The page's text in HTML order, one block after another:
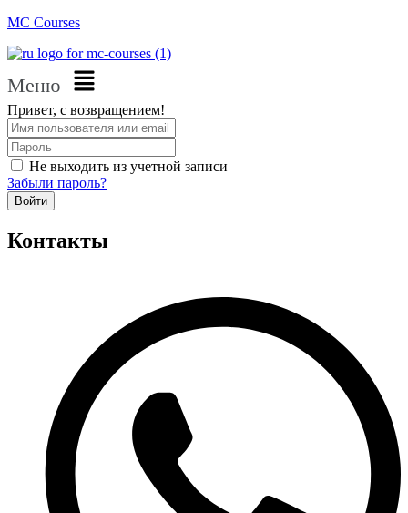
MC Courses
Меню
Привет, с возвращением!
Не выходить из учетной записи
Забыли пароль?
Войти
Контакты